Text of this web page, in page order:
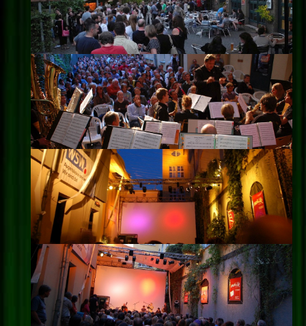
Wetter
Kinogutschein
Konzept
Archiv
Kontakt
Impressum
Datenschutz